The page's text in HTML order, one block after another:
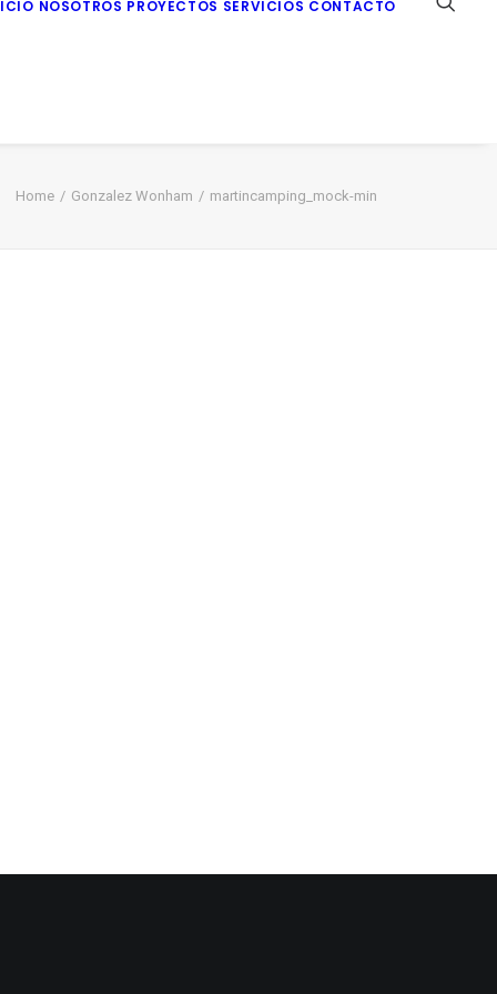
NOSOTROS PROYECTOS SERVICIOS CONTACTO
Home Gonzalez Wonham martincamping_mock-min